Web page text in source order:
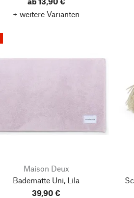
+ weitere Varianten
Maison Deux
Badematte Uni, Lila
39,90 €